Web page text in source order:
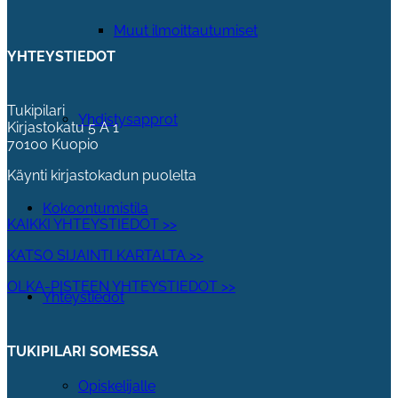
Muut ilmoittautumiset
Yhdistysapprot
Kokoontumistila
Yhteystiedot
Opiskelijalle
YHTEYSTIEDOT
Tukipilari
Kirjastokatu 5 A 1
70100 Kuopio
Käynti kirjastokadun puolelta
KAIKKI YHTEYSTIEDOT >>
KATSO SIJAINTI KARTALTA >>
OLKA-PISTEEN YHTEYSTIEDOT >>
TUKIPILARI SOMESSA